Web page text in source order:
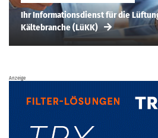
Ihr Informationsdienst für die
Kältebranche (LüKK)
Anzeige